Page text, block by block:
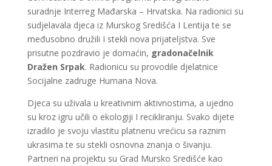
suradnje Interreg Mađarska – Hrvatska. Na radionici su
sudjelavala djeca iz Murskog Središća I Lentija te se
međusobno družili I stekli nova prijateljstva. Sve
prisutne pozdravio je domaćin, gradonačelnik
Dražen Srpak. Radionicu su provodile djelatnice
Socijalne zadruge Humana Nova.
Djeca su uživala u kreativnim aktivnostima, a ujedno
su kroz igru učili o ekologiji I recikliranju. Svako dijete
izradilo je svoju vlastitu platnenu vrećicu sa raznim
ukrasima te su stekli osnovna znanja o šivanju.
Partneri na projektu su Grad Mursko Središće kao